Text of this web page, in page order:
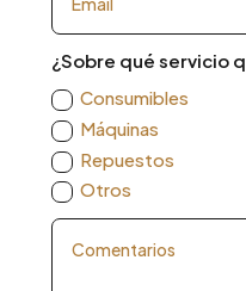
¿Sobre qué servicio
Consumibles
Máquinas
Repuestos
Otros